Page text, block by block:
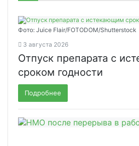
Фото: Juice Flair/FOTODOM/Shutterstoсk
3 августа 2026
Отпуск препарата с
сроком годности
Подробнее